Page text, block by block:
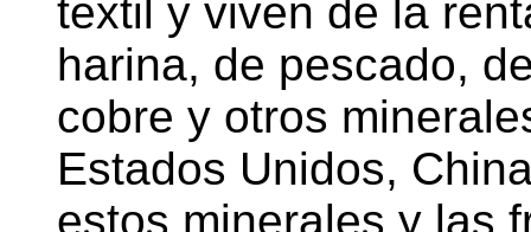
textil y viven de la
harina, de pescado,
cobre y otros
Estados Unidos,
estos minerales y las